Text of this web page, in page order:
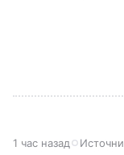
1 час назад